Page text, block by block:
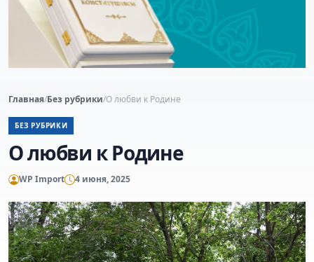
Главная/Без рубрики/О любви к Родине
БЕЗ РУБРИКИ
О любви к Родине
WP Import 4 июня, 2025